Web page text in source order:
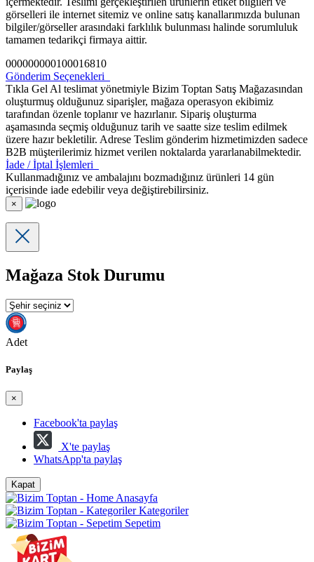
görselleri ile internet sitemiz ve online satış kanallarımızda bulunan
bilgiler/görseller arasındaki farklılık bulunması halinde sorumluluk
tamamen tedarikçi firmaya aittir.
000000000100016810
Gönderim Seçenekleri
Tıkla Gel Al teslimat yönetmiyle Bizim Toptan Satış Mağazasından
oluşturmuş olduğunuz siparişler, mağaza operasyon ekibimiz
tarafından özenle toplanır ve hazırlanır. Sipariş oluşturma
aşamasında seçmiş olduğunuz tarih ve saatte size teslim edilmek
üzere hazır bekletilir. Adrese Teslim gönderim hizmetimizden sadece
B2B müşterilerimiz hizmet verilen noktalarda yararlanabilmektedir.
İade / İptal İşlemleri
Kullanmadığınız ve ambalajını bozmadığınız ürünleri 14 gün
içerisinde iade edebilir veya değiştirebilirsiniz.
×
Mağaza Stok Durumu
Adet
Paylaş
×
Facebook'ta paylaş
X'te paylaş
WhatsApp'ta paylaş
Kapat
Anasayfa
Kategoriler
Sepetim